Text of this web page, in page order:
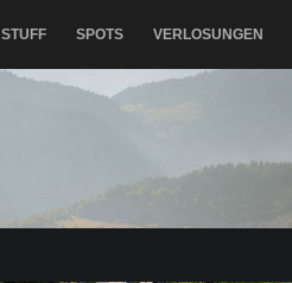
STUFF SPOTS VERLOSUNGEN